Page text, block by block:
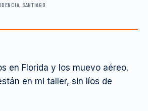
SANTIAGO
en Florida y los muevo aéreo.
en mi taller, sin líos de